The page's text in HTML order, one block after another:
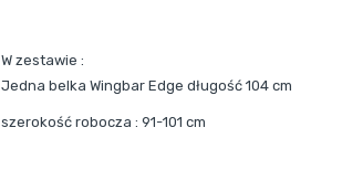
W zestawie :
Jedna belka Wingbar Edge długość 104 cm
szerokość robocza : 91-101 cm